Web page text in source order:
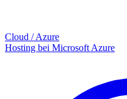
Cloud / Azure
Hosting bei Microsoft Azure